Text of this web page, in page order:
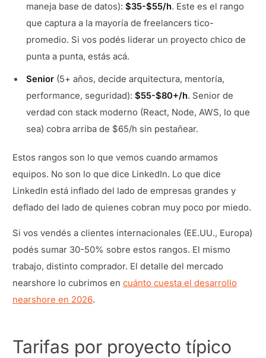
maneja base de datos):$35-$55/h. Este es el rango
que captura a la mayoría de freelancers tico-
promedio. Si vos podés liderar un proyecto chico de
punta a punta, estás acá.
Senior (5+ años, decide arquitectura, mentoría,
performance, seguridad):$55-$80+/h. Senior de
verdad con stack moderno (React, Node, AWS, lo que
sea) cobra arriba de $65/h sin pestañear.
Estos rangos son lo que vemos cuando armamos
equipos. No son lo que dice LinkedIn. Lo que dice
LinkedIn está inflado del lado de empresas grandes y
deflado del lado de quienes cobran muy poco por miedo.
Si vos vendés a clientes internacionales (EE.UU., Europa)
podés sumar 30-50% sobre estos rangos. El mismo
trabajo, distinto comprador. El detalle del mercado
nearshore lo cubrimos en cuánto cuesta el desarrollo
nearshore en 2026.
Tarifas por proyecto típico